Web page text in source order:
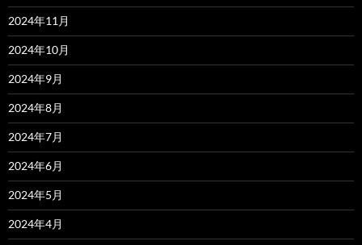
2024年11月
2024年10月
2024年9月
2024年8月
2024年7月
2024年6月
2024年5月
2024年4月